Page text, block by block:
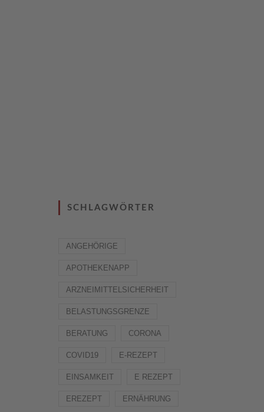
SCHLAGWÖRTER
ANGEHÖRIGE
APOTHEKENAPP
ARZNEIMITTELSICHERHEIT
BELASTUNGSGRENZE
BERATUNG CORONA
COVID19 E-REZEPT
EINSAMKEIT E REZEPT
EREZEPT ERNÄHRUNG